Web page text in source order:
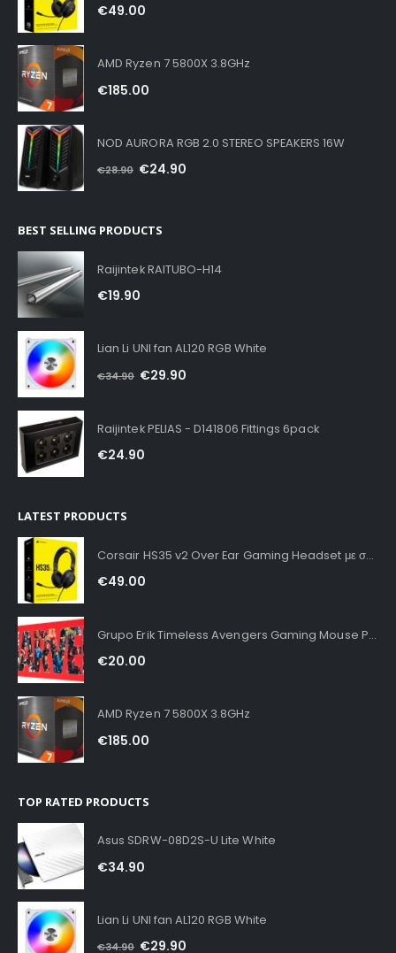
€49.00
AMD Ryzen 7 5800X 3.8GHz
€185.00
NOD AURORA RGB 2.0 STEREO SPEAKERS 16W
€28.90 €24.90
BEST SELLING PRODUCTS
Raijintek RAITUBO-H14
€19.90
Lian Li UNI fan AL120 RGB White
€34.90 €29.90
Raijintek PELIAS - D141806 Fittings 6pack
€24.90
LATEST PRODUCTS
Corsair HS35 v2 Over Ear Gaming Headset με σύνδεση 3.5mm Carbon for PC / PS4 / XBOX
€49.00
Grupo Erik Timeless Avengers Gaming Mouse Pad XXL
€20.00
AMD Ryzen 7 5800X 3.8GHz
€185.00
TOP RATED PRODUCTS
Asus SDRW-08D2S-U Lite White
€34.90
Lian Li UNI fan AL120 RGB White
€34.90 €29.90